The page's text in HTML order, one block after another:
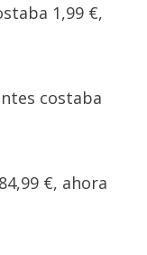
1,99 €,
costaba
€, ahora